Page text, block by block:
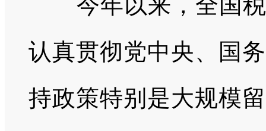
认真贯彻党中央、国
持政策特别是大规模